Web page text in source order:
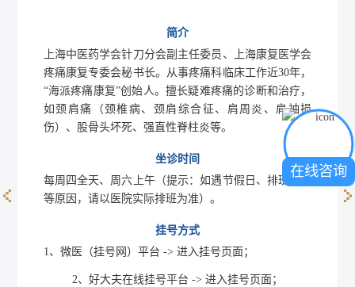
简介
上海中医药学会针刀分会副主任委员、上海康复医学会
疼痛康复专委会秘书长。从事疼痛科临床工作近30年，
“海派疼痛康复”创始人。擅长疑难疼痛的诊断和治疗，
如颈肩痛（颈椎病、颈肩综合征、肩周炎、肩袖损
伤）、股骨头坏死、强直性脊柱炎等。
坐诊时间
每周四全天、周六上午（提示：如遇节假日、排班调整
等原因，请以医院实际排班为准）。
挂号方式
1、微医（挂号网）平台 -> 进入挂号页面；
2、好大夫在线挂号平台 -> 进入挂号页面；
在线咨询